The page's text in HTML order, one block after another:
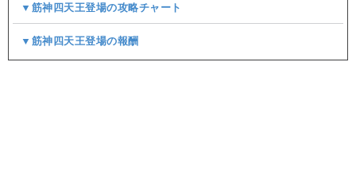
▼筋神四天王登場の攻略チャート
▼筋神四天王登場の報酬